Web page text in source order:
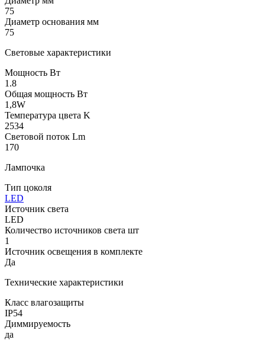
75
Диаметр основания мм
75
Световые характеристики
Мощность Вт
1.8
Общая мощность Вт
1,8W
Температура цвета K
2534
Световой поток Lm
170
Лампочка
Тип цоколя
LED
Источник света
LED
Количество источников света шт
1
Источник освещения в комплекте
Да
Технические характеристики
Класс влагозащиты
IP54
Диммируемость
да